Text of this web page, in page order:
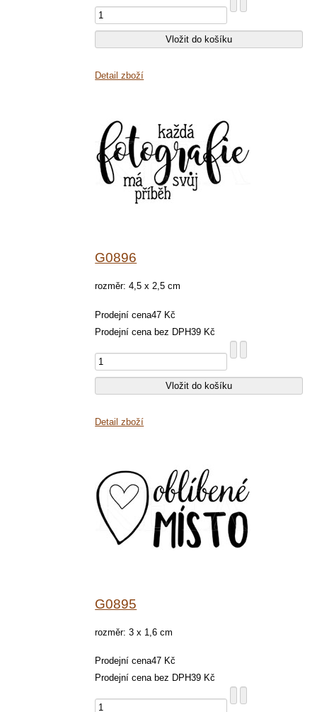
Detail zboží
G0896
rozměr: 4,5 x 2,5 cm
Prodejní cena47 Kč
Prodejní cena bez DPH39 Kč
Detail zboží
G0895
rozměr: 3 x 1,6 cm
Prodejní cena47 Kč
Prodejní cena bez DPH39 Kč